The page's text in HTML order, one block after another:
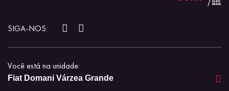
SIGA-NOS:
Você está na unidade:
Fiat Domani Várzea Grande